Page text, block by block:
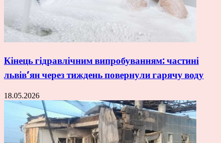
Кінець гідравлічним випробуванням: частині
львів’ян через тиждень повернули гарячу воду
18.05.2026